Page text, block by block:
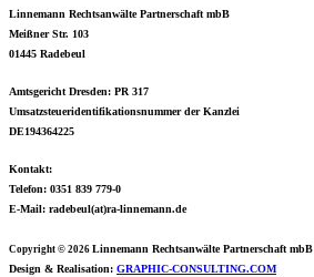
Linnemann Rechtsanwälte Partnerschaft mbB
Meißner Str. 103
01445 Radebeul
Amtsgericht Dresden: PR 317
Umsatzsteueridentifikationsnummer der Kanzlei
DE194364225
Kontakt:
Telefon: 0351 839 779-0
E-Mail: radebeul(at)ra-linnemann.de
Copyright © 2026 Linnemann RechtsanwältePartnerschaft mbB
Design & Realisation: GRAPHIC-CONSULTING.COM